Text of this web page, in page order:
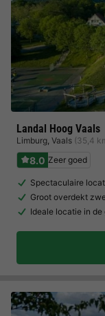
Landal Hoog Vaals
Limburg, Vaals (35,4
8.0 Zeer goed
Spectaculaire
Groot overdekt
Ideale locatie in de